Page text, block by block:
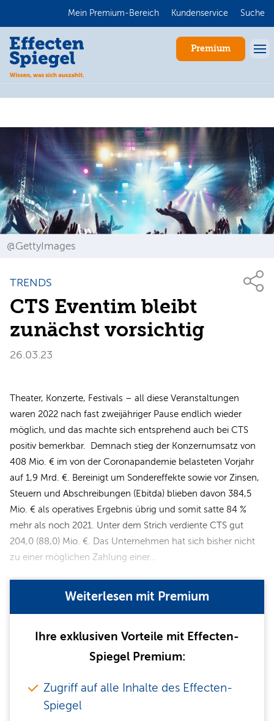
Mein Premium-Bereich Kundenservice Suche
Premium
@GettyImages
TRENDS
CTS Eventim bleibt
zunächst vorsichtig
26.03.23
Theater, Konzerte, Festivals – all diese Veranstaltungen
waren 2022 nach fast zweijähriger Pause endlich wieder
möglich, und das machte sich entsprehend auch bei CTS
positiv bemerkbar. Demnach stieg der Konzernumsatz von
408 Mio. € im von der Coronapandemie belasteten Vorjahr
auf 1,9 Mrd. €. Bereinigt um Sondereffekte sowie vor Zinsen,
Steuern und Abschreibungen (Ebitda) blieben davon 384,5
Mio. € als operatives Ergebnis übrig und somit satte 84 %
mehr als noch 2021. Unter dem Strich verdiente CTS gut
204,0 (88,0) Mio. €. Das Unternehmen hat sich bisher nicht
zu einer möglichen Zahlung einer…
Weiterlesen mit Premium
Ihre exklusiven Vorteile mit Effecten-
Spiegel Premium:
Zugriff auf alle Inhalte des Effecten-
Spiegel
Anmelden